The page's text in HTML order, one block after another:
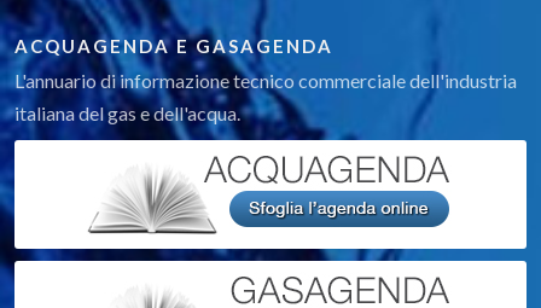
ACQUAGENDA E GASAGENDA
L'annuario di informazione tecnico commerciale dell'industria
italiana del gas e dell'acqua.